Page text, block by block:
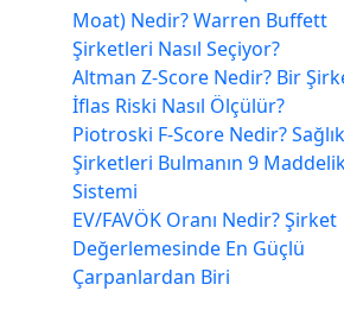
Moat) Nedir? Warren Buffett
Şirketleri Nasıl Seçiyor?
Altman Z-Score Nedir? Bir
İflas Riski Nasıl Ölçülür?
Piotroski F-Score Nedir?
Şirketleri Bulmanın 9
Sistemi
EV/FAVÖK Oranı Nedir? Şirket
Değerlemesinde En Güçlü
Çarpanlardan Biri